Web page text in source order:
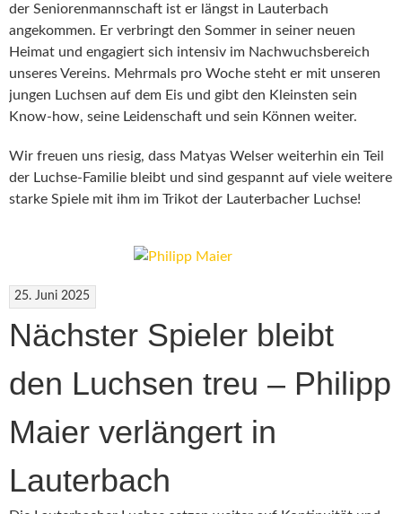
der Seniorenmannschaft ist er längst in Lauterbach
angekommen. Er verbringt den Sommer in seiner neuen
Heimat und engagiert sich intensiv im Nachwuchsbereich
unseres Vereins. Mehrmals pro Woche steht er mit unseren
jungen Luchsen auf dem Eis und gibt den Kleinsten sein
Know-how, seine Leidenschaft und sein Können weiter.
Wir freuen uns riesig, dass Matyas Welser weiterhin ein Teil
der Luchse-Familie bleibt und sind gespannt auf viele weitere
starke Spiele mit ihm im Trikot der Lauterbacher Luchse!
25. Juni 2025
Nächster Spieler bleibt
den Luchsen treu – Philipp
Maier verlängert in
Lauterbach